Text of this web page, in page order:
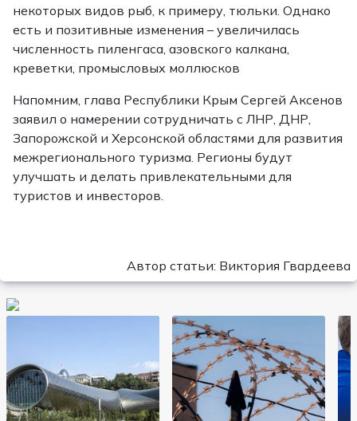
некоторых видов рыб, к примеру, тюльки. Однако
есть и позитивные изменения – увеличилась
численность пиленгаса, азовского калкана,
креветки, промысловых моллюсков
Напомним, глава Республики Крым Сергей Аксенов
заявил о намерении сотрудничать с ЛНР, ДНР,
Запорожской и Херсонской областями для развития
межрегионального туризма. Регионы будут
улучшать и делать привлекательными для
туристов и инвесторов.
Автор статьи: Виктория Гвардеева